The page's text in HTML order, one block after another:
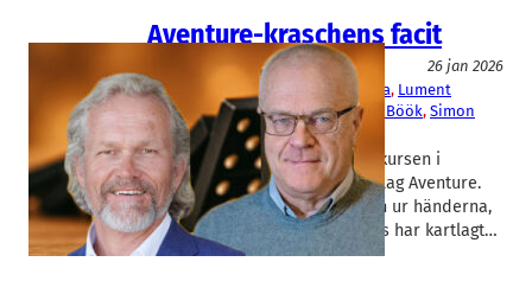
Aventure-kraschens facit
Livsmedel/Functional Food
26 jan 2026
Aventure
Double Good Glucanova, Lument
Björn Öste , Niklas Sigesgård, Olof Böök, Simon
Henderson
Bilden börjar klarna efter konkursen i
Oatlyfamiljen Östes holdingbolag Aventure.
Mycket ser ut att glida familjen ur händerna,
med ett par undantag. Rapidus har kartlagt…